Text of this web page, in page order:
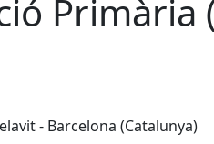
Primària
- Barcelona (Catalunya)